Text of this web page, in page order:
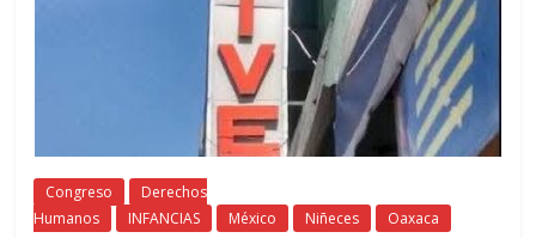
Congreso
Derechos
Humanos
INFANCIAS México Niñeces Oaxaca